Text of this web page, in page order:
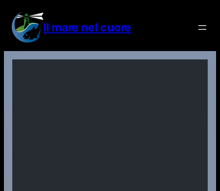
contenuto
Il mare nel cuore